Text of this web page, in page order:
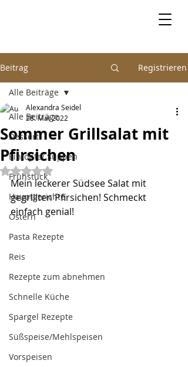
Beitrag Registrieren
Alle Beiträge
Dessert
Eintöpfe/ Suppen
Frühstück
Hauptgerichte
Ostern
Pasta Rezepte
Reis
Rezepte zum abnehmen
Schnelle Küche
Spargel Rezepte
Süßspeise/Mehlspeisen
Vorspeisen
Alle Beiträge
Sommer Grillsalat mit
Pfirsichen
Alexandra Seidel
28. Mai 2022
Mit NaN von 5 Sternen bewertet.
Mein leckerer Südsee Salat mit
gegrillten Pfirsichen! Schmeckt
einfach genial!